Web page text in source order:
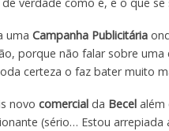
uma Campanha Publicitária
porque não falar sobre uma
certeza o faz bater muito
novo comercialda Becelalém
(sério… Estou arrepiada